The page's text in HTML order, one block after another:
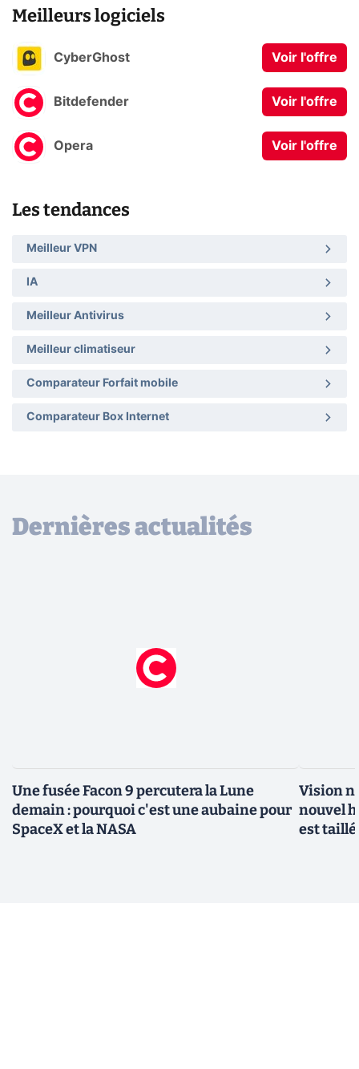
Meilleurs logiciels
CyberGhost Voir l'offre
Bitdefender Voir l'offre
Opera Voir l'offre
Les tendances
Meilleur VPN
IA
Meilleur Antivirus
Meilleur climatiseur
Comparateur Forfait mobile
Comparateur Box Internet
Dernières actualités
Une fusée Facon 9 percutera la Lune
demain : pourquoi c'est une aubaine pour
SpaceX et la NASA
Vision
nouvel
est taillé